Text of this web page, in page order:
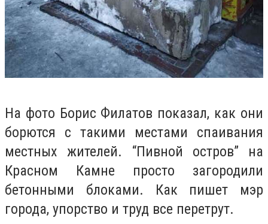
На фото Борис Филатов показал, как они
борются с такими местами спаивания
местных жителей. “Пивной остров” на
Красном Камне просто загородили
бетонными блоками. Как пишет мэр
города, упорство и труд все перетрут.